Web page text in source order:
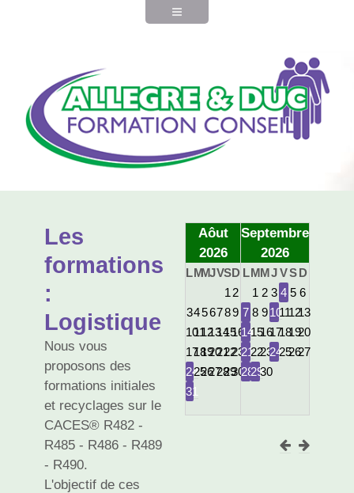
Les
formations
:
Logistique
Nous vous
proposons des
formations initiales
et recyclages sur le
CACES® R482 -
R485 - R486 - R489
- R490.
L'objectif de ces
Aôut
2026
LMMJVSD
1 2
3456789
10111213141516
17181920212223
24252627282930
31
Septembre
2026
LMMJVSD
1 2 3 4 5 6
7 8 910111213
14151617181920
21222324252627
282930